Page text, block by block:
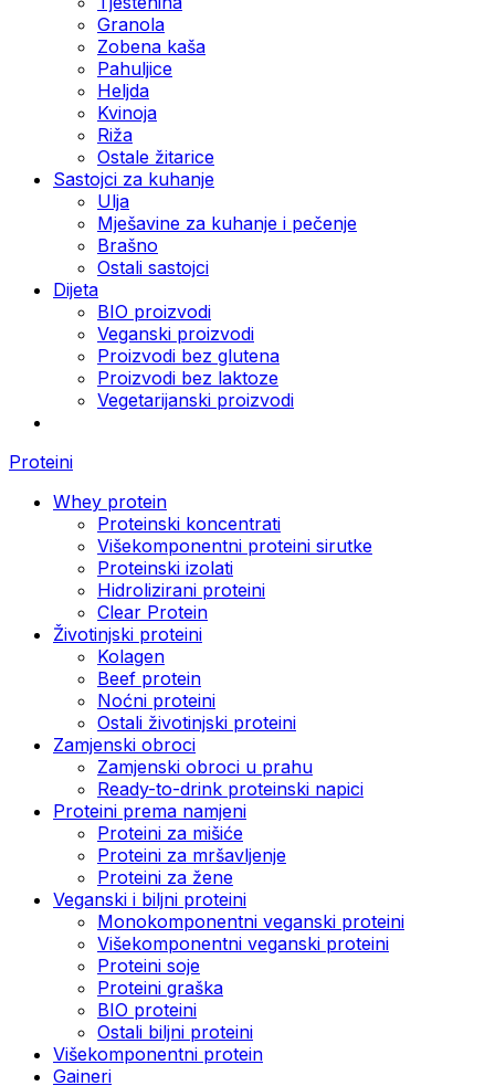
Granola
Zobena kaša
Pahuljice
Heljda
Kvinoja
Riža
Ostale žitarice
Sastojci za kuhanje
Ulja
Mješavine za kuhanje i pečenje
Brašno
Ostali sastojci
Dijeta
BIO proizvodi
Veganski proizvodi
Proizvodi bez glutena
Proizvodi bez laktoze
Vegetarijanski proizvodi
Proteini
Whey protein
Proteinski koncentrati
Višekomponentni proteini sirutke
Proteinski izolati
Hidrolizirani proteini
Clear Protein
Životinjski proteini
Kolagen
Beef protein
Noćni proteini
Ostali životinjski proteini
Zamjenski obroci
Zamjenski obroci u prahu
Ready-to-drink proteinski napici
Proteini prema namjeni
Proteini za mišiće
Proteini za mršavljenje
Proteini za žene
Veganski i biljni proteini
Monokomponentni veganski proteini
Višekomponentni veganski proteini
Proteini soje
Proteini graška
BIO proteini
Ostali biljni proteini
Višekomponentni protein
Gaineri